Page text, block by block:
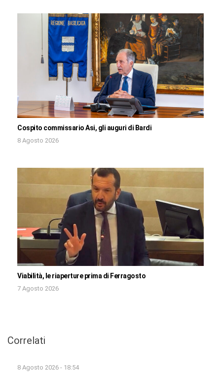
Cospito commissario Asi, gli auguri di Bardi
8 Agosto 2026
Viabilità, le riaperture prima di Ferragosto
7 Agosto 2026
Correlati
8 Agosto 2026 - 18:54